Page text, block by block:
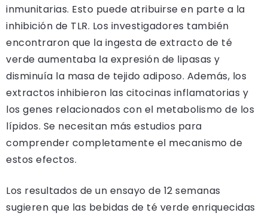
inmunitarias. Esto puede atribuirse en parte a la
inhibición de TLR. Los investigadores también
encontraron que la ingesta de extracto de té
verde aumentaba la expresión de lipasas y
disminuía la masa de tejido adiposo. Además, los
extractos inhibieron las citocinas inflamatorias y
los genes relacionados con el metabolismo de los
lípidos. Se necesitan más estudios para
comprender completamente el mecanismo de
estos efectos.
Los resultados de un ensayo de 12 semanas
sugieren que las bebidas de té verde enriquecidas